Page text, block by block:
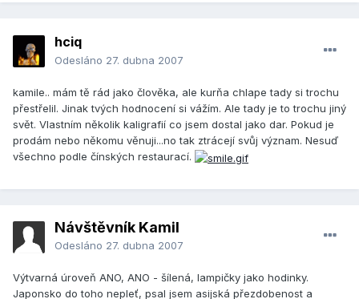
hciq
Odesláno 27. dubna 2007
kamile.. mám tě rád jako člověka, ale kurňa chlape tady si trochu
přestřelil. Jinak tvých hodnocení si vážím. Ale tady je to trochu jiný
svět. Vlastním několik kaligrafií co jsem dostal jako dar. Pokud je
prodám nebo někomu věnuji...no tak ztrácejí svůj význam. Nesuď
všechno podle čínských restaurací.
Návštěvník Kamil
Odesláno 27. dubna 2007
Výtvarná úroveň ANO, ANO - šílená, lampičky jako hodinky.
Japonsko do toho nepleť, psal jsem asijská přezdobenost a